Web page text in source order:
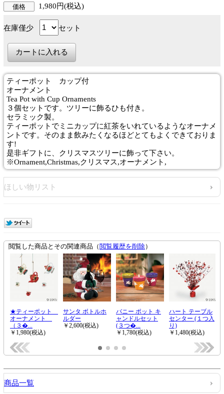
価格 1,980円(税込)
在庫僅少 セット
ティーポット カップ付
オーナメント
Tea Pot with Cup Ornaments
３個セットです。ツリーに飾るひも付き。
セラミック製。
ティーポットでミニカップに紅茶をいれているようなオーナメ
ントです。そのまま飲みたくなるほどとてもよくできておりま
す!
是非ギフトに、クリスマスツリーに飾って下さい。
※Ornament,Christmas,クリスマス,オーナメント,
ほしい物リスト
商品一覧